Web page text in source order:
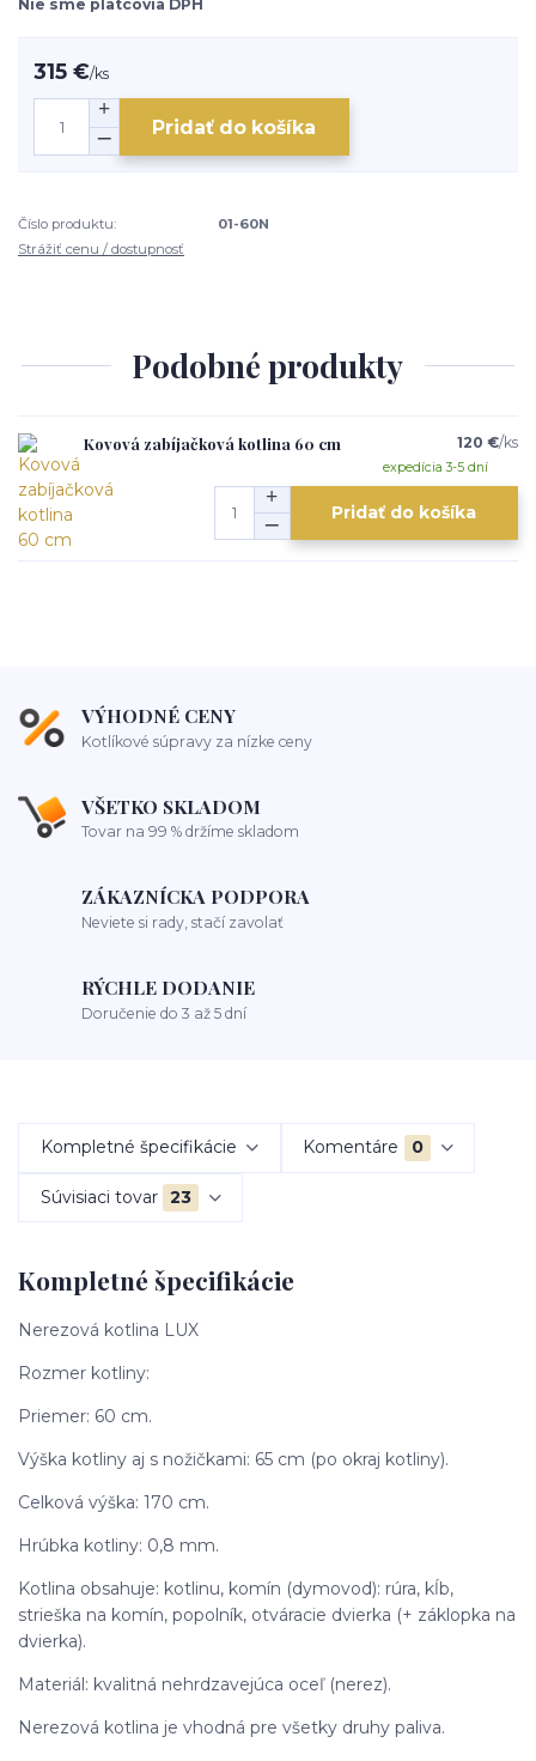
Nie sme platcovia DPH
315 €/ks
Pridať do košíka
Číslo produktu:
01-60N
Strážiť cenu / dostupnosť
Podobné produkty
Kovová zabíjačková kotlina 60 cm 120 €/ks
expedícia 3-5 dní
Pridať do košíka
VÝHODNÉ CENY
Kotlíkové súpravy za nízke ceny
VŠETKO SKLADOM
Tovar na 99 % držíme skladom
ZÁKAZNÍCKA PODPORA
Neviete si rady, stačí zavolať
RÝCHLE DODANIE
Doručenie do 3 až 5 dní
Kompletné špecifikácie Komentáre 0
Súvisiaci tovar 23
Kompletné špecifikácie
Nerezová kotlina LUX
Rozmer kotliny:
Priemer: 60 cm.
Výška kotliny aj s nožičkami: 65 cm (po okraj kotliny).
Celková výška: 170 cm.
Hrúbka kotliny: 0,8 mm.
Kotlina obsahuje: kotlinu, komín (dymovod): rúra, kĺb,
strieška na komín, popolník, otváracie dvierka (+ záklopka na
dvierka).
Materiál: kvalitná nehrdzavejúca oceľ (nerez).
Nerezová kotlina je vhodná pre všetky druhy paliva.